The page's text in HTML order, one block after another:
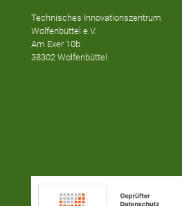
Technisches Innovationszentrum
Wolfenbüttel e.V.
Am Exer 10b
38302 Wolfenbüttel